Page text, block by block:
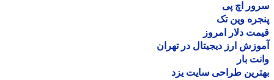
اچ پی
وین تک
دلار امروز
ارز دیجیتال در تهران
بار
طراحی سایت یزد